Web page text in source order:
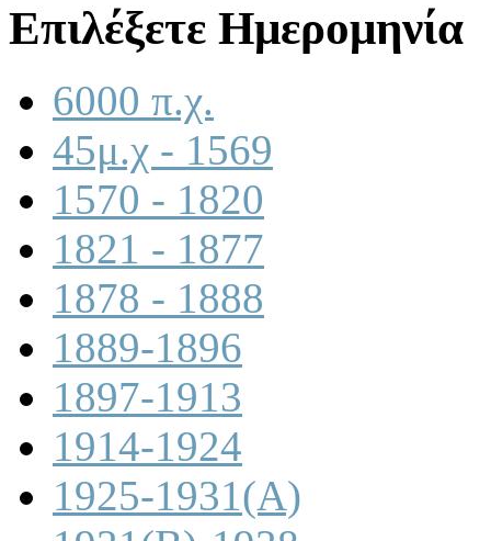
Επιλέξετε Ημερομηνία
6000 π.χ.
45μ.χ - 1569
1570 - 1820
1821 - 1877
1878 - 1888
1889-1896
1897-1913
1914-1924
1925-1931(A)